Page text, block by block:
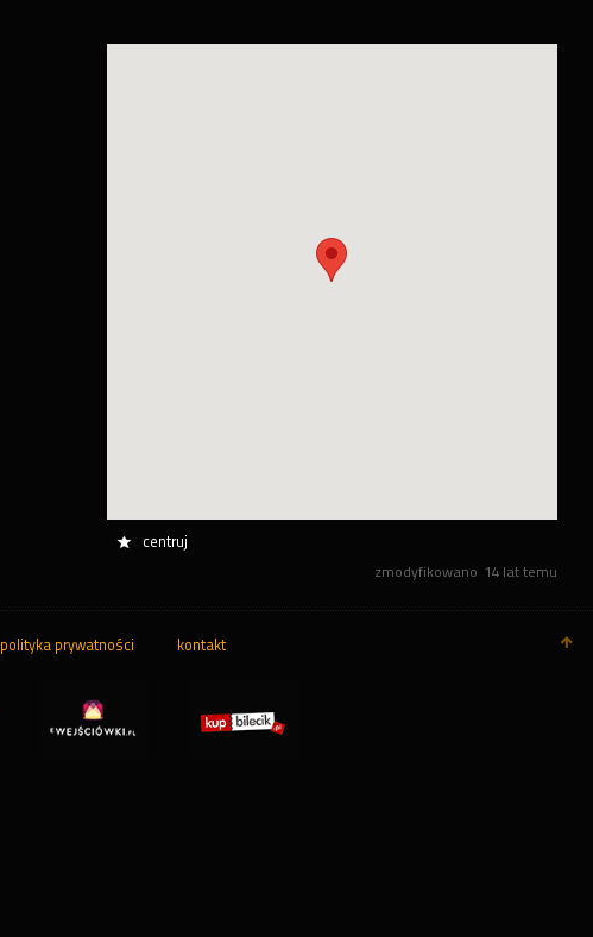
centruj
zmodyfikowano 14 lat temu
polityka prywatności kontakt